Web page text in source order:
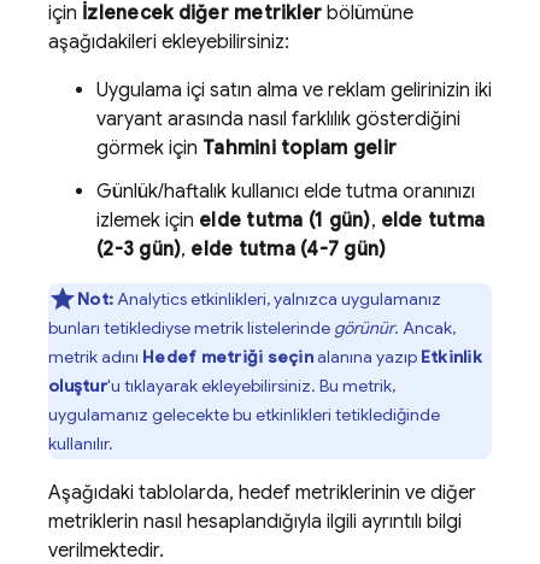
için İzlenecek diğer metrikler bölümüne
aşağıdakileri ekleyebilirsiniz:
Uygulama içi satın alma ve reklam gelirinizin iki
varyant arasında nasıl farklılık gösterdiğini
görmek için Tahmini toplam gelir
Günlük/haftalık kullanıcı elde tutma oranınızı
izlemek için elde tutma (1 gün), elde tutma
(2-3 gün), elde tutma (4-7 gün)
Not:Analytics etkinlikleri, yalnızca uygulamanız
bunları tetiklediyse metrik listelerinde görünür. Ancak,
metrik adını Hedef metriği seçinalanına yazıp Etkinlik
oluştur'u tıklayarak ekleyebilirsiniz. Bu metrik,
uygulamanız gelecekte bu etkinlikleri tetiklediğinde
kullanılır.
Aşağıdaki tablolarda, hedef metriklerinin ve diğer
metriklerin nasıl hesaplandığıyla ilgili ayrıntılı bilgi
verilmektedir.